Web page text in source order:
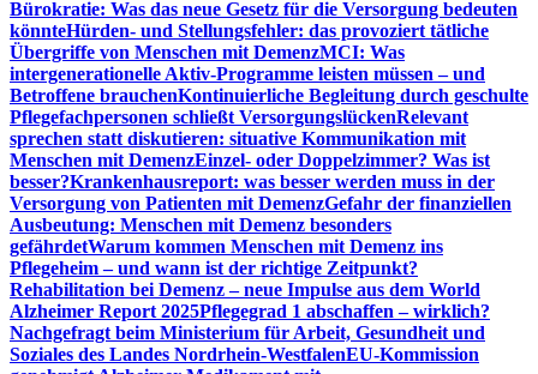
Bürokratie: Was das neue Gesetz für die Versorgung bedeuten
könnteHürden- und Stellungsfehler: das provoziert tätliche
Übergriffe von Menschen mit DemenzMCI: Was
intergenerationelle Aktiv-Programme leisten müssen – und
Betroffene brauchenKontinuierliche Begleitung durch geschulte
Pflegefachpersonen schließt VersorgungslückenRelevant
sprechen statt diskutieren: situative Kommunikation mit
Menschen mit DemenzEinzel- oder Doppelzimmer? Was ist
besser?Krankenhausreport: was besser werden muss in der
Versorgung von Patienten mit DemenzGefahr der finanziellen
Ausbeutung: Menschen mit Demenz besonders
gefährdetWarum kommen Menschen mit Demenz ins
Pflegeheim – und wann ist der richtige Zeitpunkt?
Rehabilitation bei Demenz – neue Impulse aus dem World
Alzheimer Report 2025Pflegegrad 1 abschaffen – wirklich?
Nachgefragt beim Ministerium für Arbeit, Gesundheit und
Soziales des Landes Nordrhein-WestfalenEU-Kommission